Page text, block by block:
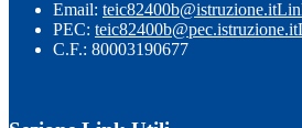
Email: teic82400b@istruzione.it
PEC: teic82400b@pec.istruzione.it
C.F.: 80003190677